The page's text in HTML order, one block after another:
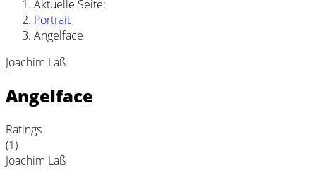
Aktuelle Seite:
Portrait
Angelface
Joachim Laß
Angelface
Ratings
(1)
Joachim Laß